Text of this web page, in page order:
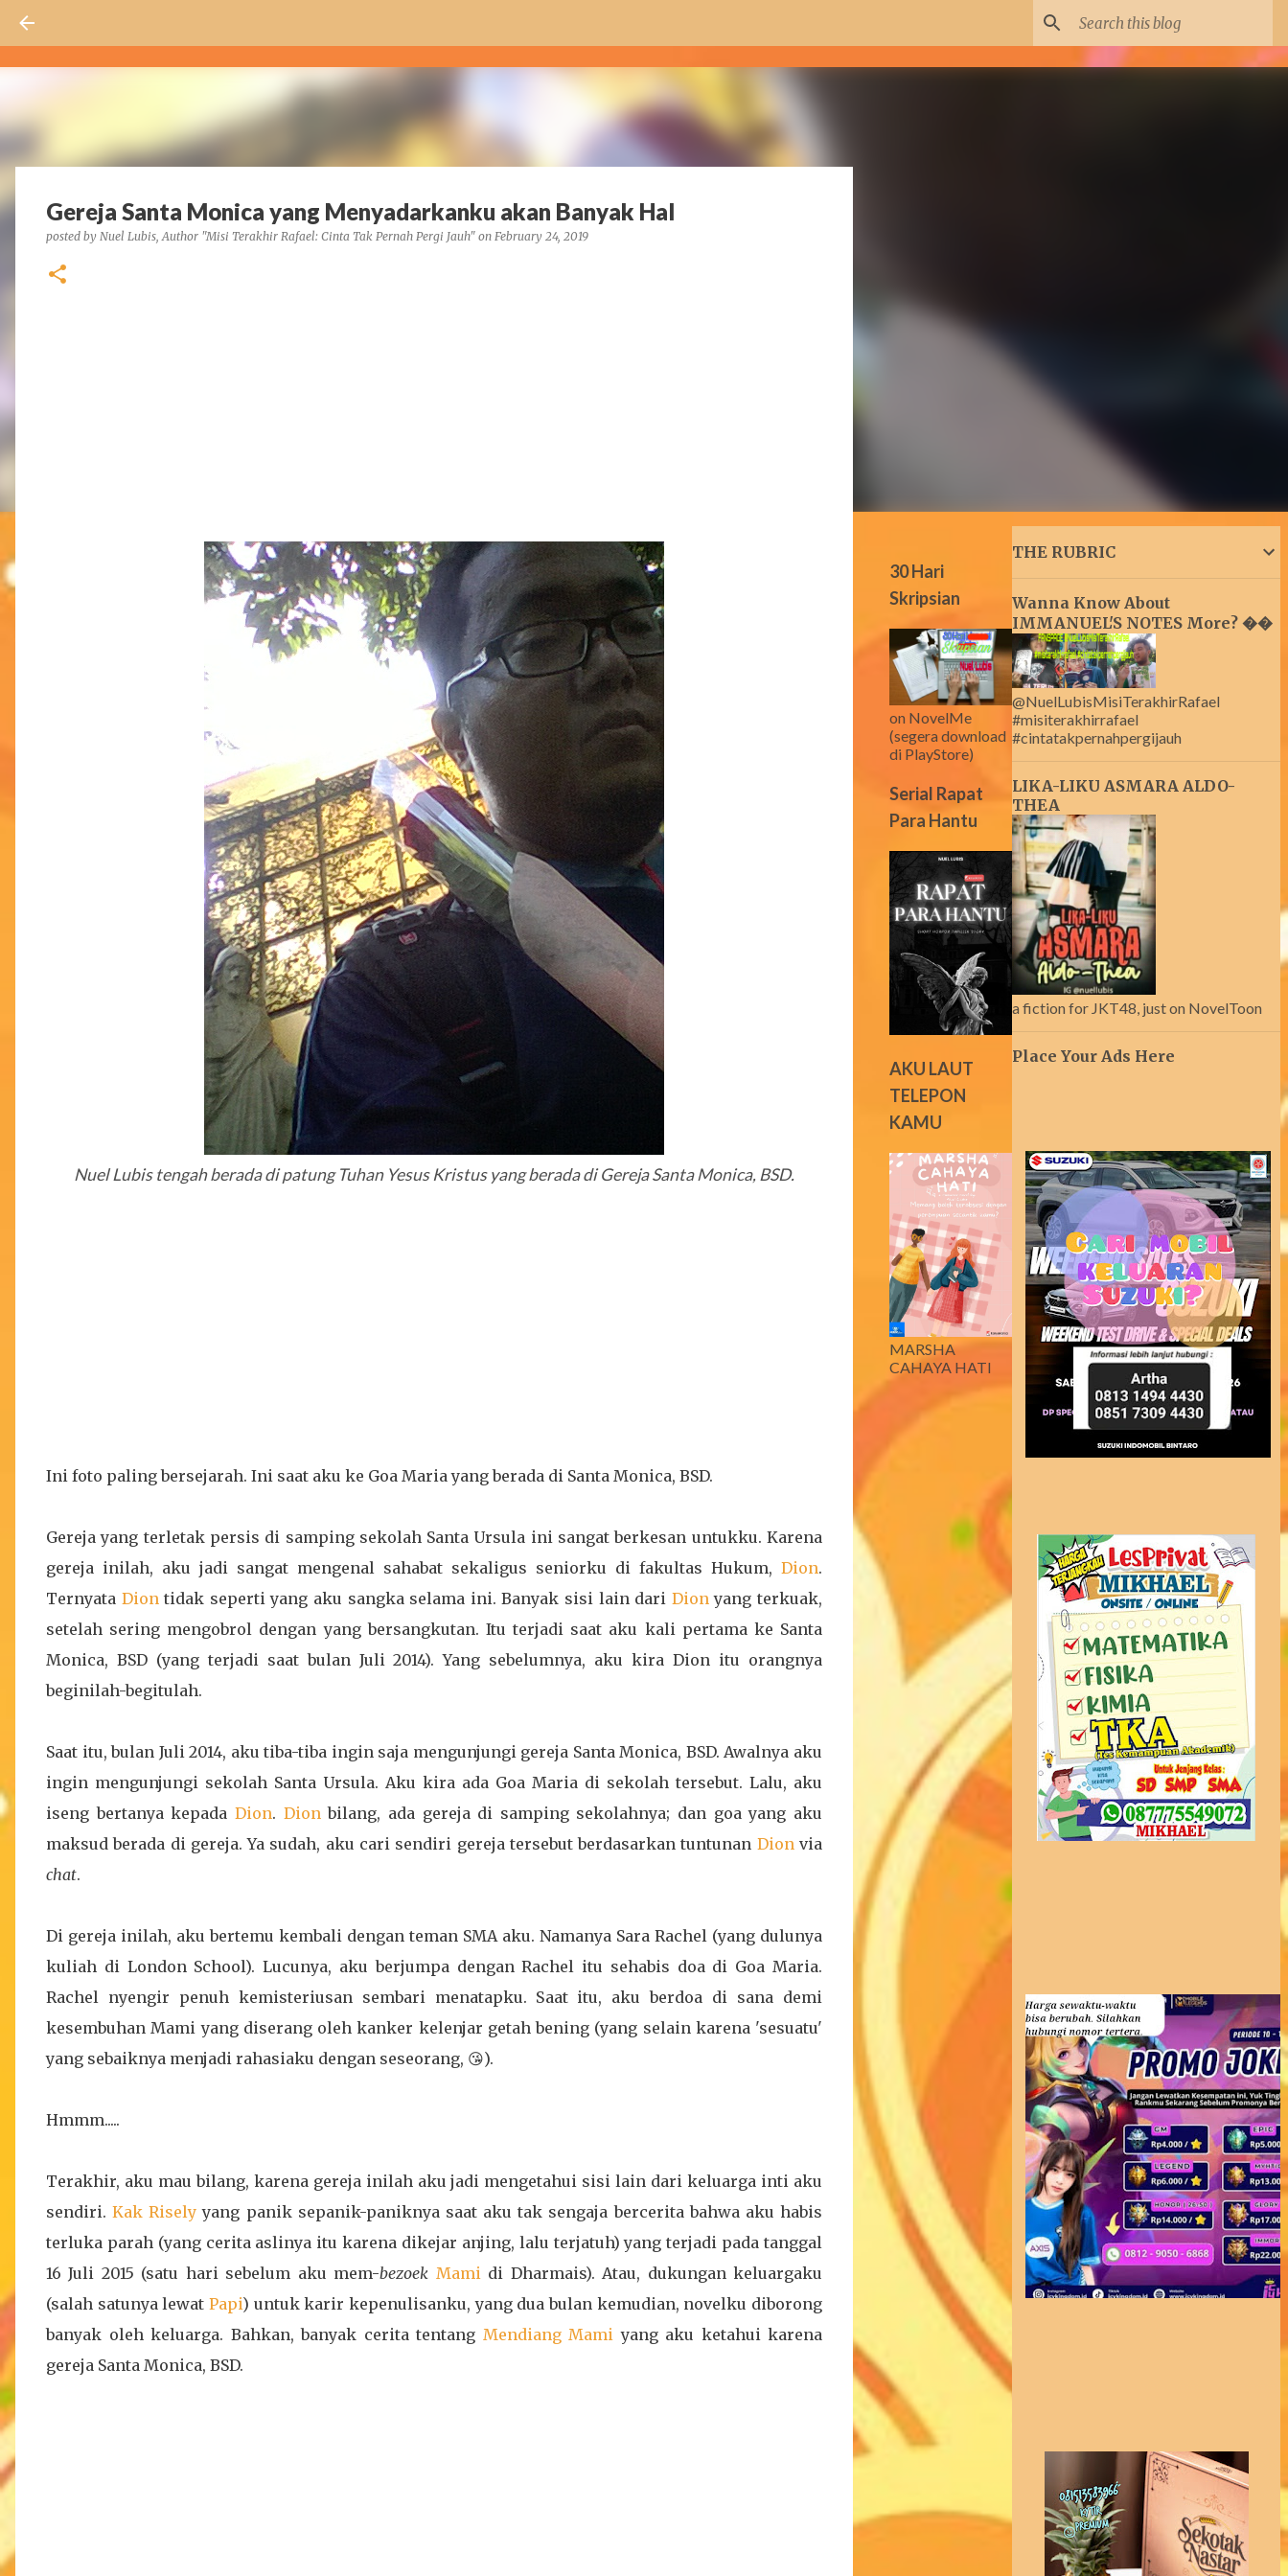
Gereja Santa Monica yang Menyadarkanku akan Banyak Hal
posted by Nuel Lubis, Author "Misi Terakhir Rafael: Cinta Tak Pernah Pergi Jauh" on February 24, 2019
Nuel Lubis tengah berada di patung Tuhan Yesus Kristus yang berada di Gereja Santa Monica, BSD.
Ini foto paling bersejarah. Ini saat aku ke Goa Maria yang berada di Santa Monica, BSD.
Gereja yang terletak persis di samping sekolah Santa Ursula ini sangat berkesan untukku. Karena
gereja inilah, aku jadi sangat mengenal sahabat sekaligus seniorku di fakultas Hukum, Dion.
Ternyata Diontidak seperti yang aku sangka selama ini. Banyak sisi lain dari Dionyang terkuak,
setelah sering mengobrol dengan yang bersangkutan. Itu terjadi saat aku kali pertama ke Santa
Monica, BSD (yang terjadi saat bulan Juli 2014). Yang sebelumnya, aku kira Dion itu orangnya
beginilah-begitulah.
Saat itu, bulan Juli 2014, aku tiba-tiba ingin saja mengunjungi gereja Santa Monica, BSD. Awalnya aku
ingin mengunjungi sekolah Santa Ursula. Aku kira ada Goa Maria di sekolah tersebut. Lalu, aku
iseng bertanya kepada Dion. Dionbilang, ada gereja di samping sekolahnya; dan goa yang aku
maksud berada di gereja. Ya sudah, aku cari sendiri gereja tersebut berdasarkan tuntunan Dionvia
chat.
Di gereja inilah, aku bertemu kembali dengan teman SMA aku. Namanya Sara Rachel (yang dulunya
kuliah di London School). Lucunya, aku berjumpa dengan Rachel itu sehabis doa di Goa Maria.
Rachel nyengir penuh kemisteriusan sembari menatapku. Saat itu, aku berdoa di sana demi
kesembuhan Mami yang diserang oleh kanker kelenjar getah bening (yang selain karena 'sesuatu'
yang sebaiknya menjadi rahasiaku dengan seseorang, 😘).
Hmmm.....
Terakhir, aku mau bilang, karena gereja inilah aku jadi mengetahui sisi lain dari keluarga inti aku
sendiri.Kak Risely yang panik sepanik-paniknya saat aku tak sengaja bercerita bahwa aku habis
terluka parah (yang cerita aslinya itu karena dikejar anjing, lalu terjatuh) yang terjadi pada tanggal
16 Juli 2015 (satu hari sebelum aku mem-bezoek Mamidi Dharmais). Atau, dukungan keluargaku
(salah satunya lewat Papi) untuk karir kepenulisanku, yang dua bulan kemudian, novelku diborong
banyak oleh keluarga. Bahkan, banyak cerita tentang Mendiang Mami yang aku ketahui karena
gereja Santa Monica, BSD.
30 Hari
Skripsian
on NovelMe
(segera download
di PlayStore)
Serial Rapat
Para Hantu
AKU LAUT
TELEPON
KAMU
MARSHA
CAHAYA HATI
THE RUBRIC
Wanna Know About
IMMANUEL'S NOTES More? ��
@NuelLubisMisiTerakhirRafael
#misiterakhirrafael
#cintatakpernahpergijauh
LIKA-LIKU ASMARA ALDO-
THEA
a fiction for JKT48, just on NovelToon
Place Your Ads Here